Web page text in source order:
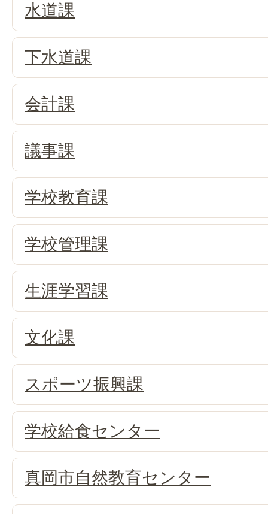
水道課
下水道課
会計課
議事課
学校教育課
学校管理課
生涯学習課
文化課
スポーツ振興課
学校給食センター
真岡市自然教育センター